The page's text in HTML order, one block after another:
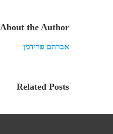
About the Author
אברהם פרידמן
Related Posts